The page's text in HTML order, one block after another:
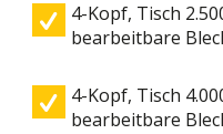
4-Kopf, Tisch
bearbeitbare
4-Kopf, Tisch
bearbeitbare